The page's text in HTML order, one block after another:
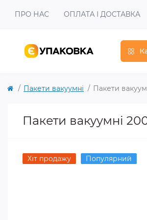
ПРО НАС ОПЛАТА І ДОСТАВКА
Пакети вакуумні Пакети
Пакети вакуумні
Хіт продажу Популярний